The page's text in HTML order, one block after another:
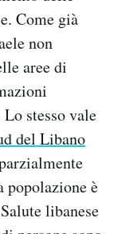
Come già
non
aree di
stesso vale
del Libano
popolazione è
libanese